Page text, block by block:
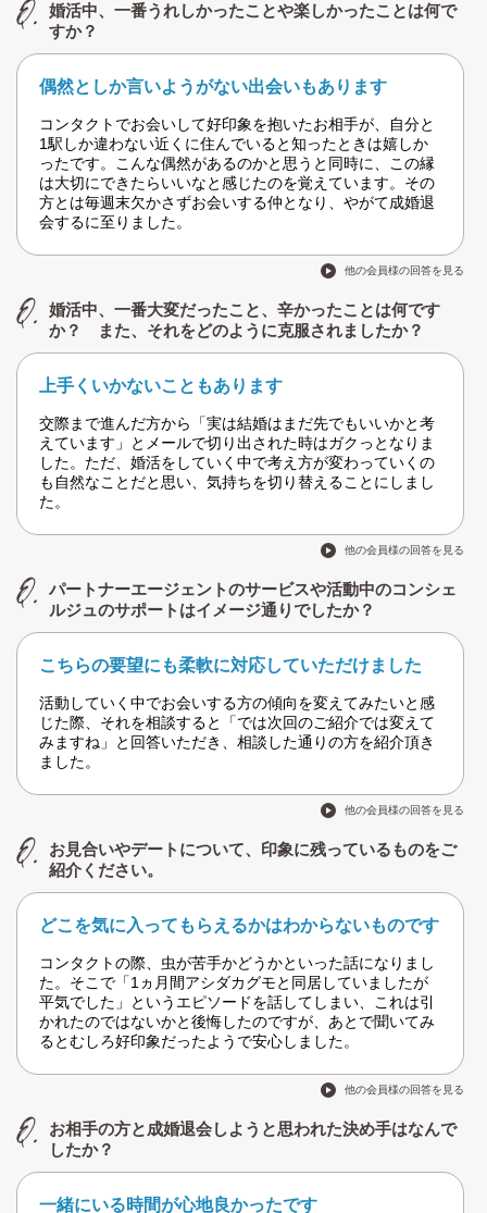
婚活中、一番うれしかったことや楽しかったことは何で
すか？
偶然としか言いようがない出会いもあります
コンタクトでお会いして好印象を抱いたお相手が、自分と
1駅しか違わない近くに住んでいると知ったときは嬉しか
ったです。こんな偶然があるのかと思うと同時に、この縁
は大切にできたらいいなと感じたのを覚えています。その
方とは毎週末欠かさずお会いする仲となり、やがて成婚退
会するに至りました。
他の会員様の回答を見る
婚活中、一番大変だったこと、辛かったことは何です
か？ また、それをどのように克服されましたか？
上手くいかないこともあります
交際まで進んだ方から「実は結婚はまだ先でもいいかと考
えています」とメールで切り出された時はガクっとなりま
した。ただ、婚活をしていく中で考え方が変わっていくの
も自然なことだと思い、気持ちを切り替えることにしまし
た。
他の会員様の回答を見る
パートナーエージェントのサービスや活動中のコンシェ
ルジュのサポートはイメージ通りでしたか？
こちらの要望にも柔軟に対応していただけました
活動していく中でお会いする方の傾向を変えてみたいと感
じた際、それを相談すると「では次回のご紹介では変えて
みますね」と回答いただき、相談した通りの方を紹介頂き
ました。
他の会員様の回答を見る
お見合いやデートについて、印象に残っているものをご
紹介ください。
どこを気に入ってもらえるかはわからないものです
コンタクトの際、虫が苦手かどうかといった話になりまし
た。そこで「1ヵ月間アシダカグモと同居していましたが
平気でした」というエピソードを話してしまい、これは引
かれたのではないかと後悔したのですが、あとで聞いてみ
るとむしろ好印象だったようで安心しました。
他の会員様の回答を見る
お相手の方と成婚退会しようと思われた決め手はなんで
したか？
一緒にいる時間が心地良かったです